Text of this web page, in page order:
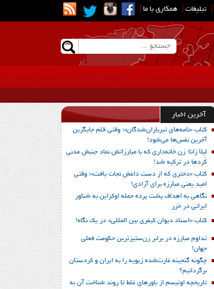
تبلیغات همکاری با ما
آخرین اخبار
کتاب «نامه‌های تیرباران‌شدگان»؛ وقتی قلم جایگزین
آخرین نفس‌ها می‌شود!
لیلا زانا؛ زن خانه‌داری که با مبارزاتش نماد جنبش مدنی
کُردها در ترکیه شد!
کتاب «دختری که از دست داعش نجات یافت»؛ وقتی
امید یعنی مبارزه برای آزادی!
نگاهی به اهداف پشت پرده حمله اوکراین به شناور
ایرانی در خزر
کتاب «اسناد دیوان کیفری بین المللی» در یک نگاه!
تداوم مبارزه در برابر زن‌ستیزترین حکومت فعلی
جهان!
چگونه گنجینه غارت‌شده زیویه را به ایران و کردستان
برگردانیم؟
تاریخچه اوتیسم از باورهای غلط تا روند شناخت آن به